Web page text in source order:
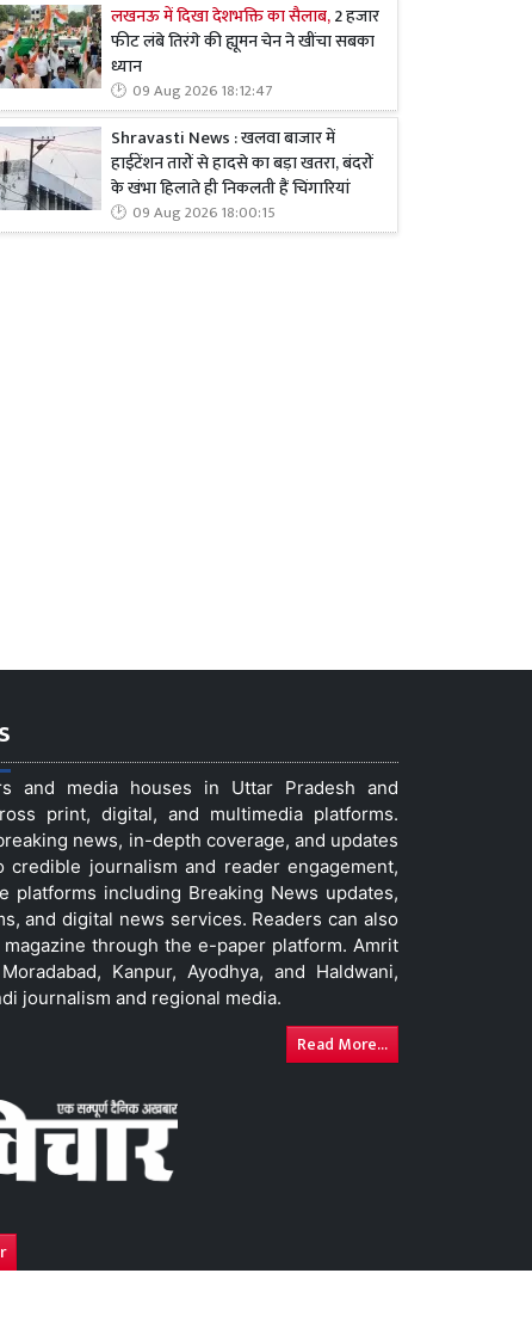
लखनऊ में दिखा देशभक्ति का सैलाब,2 हजार
फीट लंबे तिरंगे की ह्यूमन चेन ने खींचा सबका
ध्यान
09 Aug 2026 18:12:47
Shravasti News : खलवा बाजार में
हाईटेंशन तारों से हादसे का बड़ा खतरा, बंदरों
के खंभा हिलाते ही निकलती हैं चिंगारियां
09 Aug 2026 18:00:15
and media houses in Uttar Pradesh and
print, digital, and multimedia platforms.
news, in-depth coverage, and updates
journalism and reader engagement,
including Breaking News updates,
and digital news services. Readers can also
through the e-paper platform. Amrit
Kanpur, Ayodhya, and Haldwani,
journalism and regional media.
Read More...